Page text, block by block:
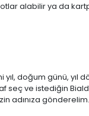
alabilir ya da
doğum günü,
ve istediğin
adınıza gönderelim.